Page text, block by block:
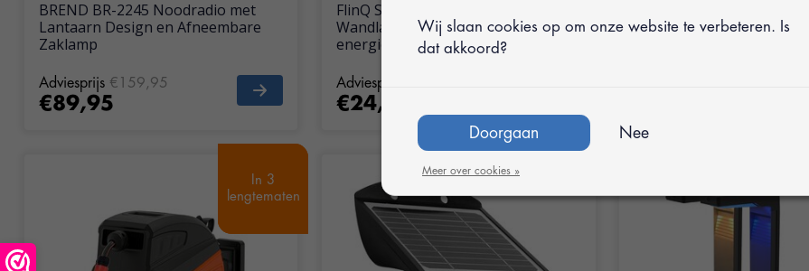
BREND BR-2245 Noodradio met
Lantaarn Design en Afneembare
Zaklamp
Adviesprijs €159,95
€89,95
FlinQ Solar TwistCube Draaibare
Wandlamp voor Buiten op Zonne-
energie
Adviesprijs
€24,95
BREND BR-2228 Draadloze
In 3
lengtematen
In 3
lengtematen
Wij slaan cookies op om onze website te verbeteren. Is
dat akkoord?
Doorgaan Nee
Meer over cookies »